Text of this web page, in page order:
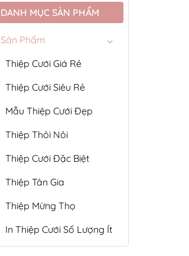
DANH MỤC SẢN PHẨM
Sản Phẩm
Thiệp Cưới Giá Rẻ
Thiệp Cưới Siêu Rẻ
Mẫu Thiệp Cưới Đẹp
Thiệp Thôi Nôi
Thiệp Cưới Đặc Biệt
Thiệp Tân Gia
Thiệp Mừng Thọ
In Thiệp Cưới Số Lượng Ít